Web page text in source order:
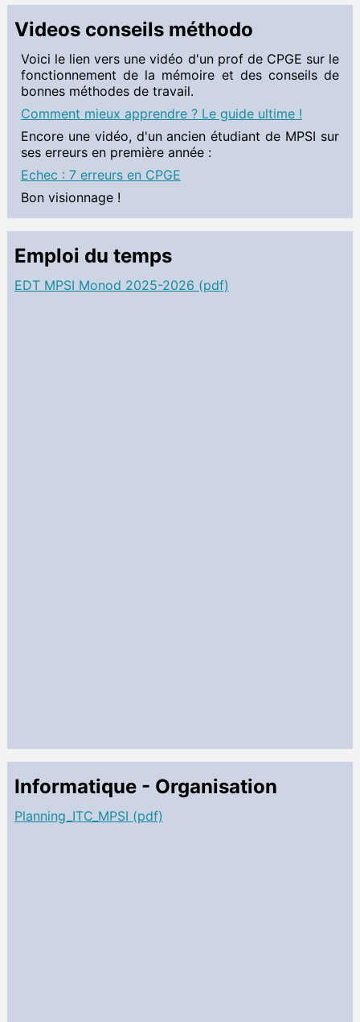
Videos conseils méthodo
Voici le lien vers une vidéo d'un prof de CPGE sur le
fonctionnement de la mémoire et des conseils de
bonnes méthodes de travail.
Comment mieux apprendre ? Le guide ultime !
Encore une vidéo, d'un ancien étudiant de MPSI sur
ses erreurs en première année :
Echec : 7 erreurs en CPGE
Bon visionnage !
Emploi du temps
EDT MPSI Monod 2025-2026 (pdf)
Informatique - Organisation
Planning_ITC_MPSI (pdf)